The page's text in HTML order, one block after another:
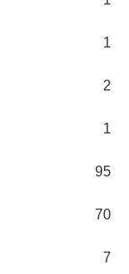
1
2
1
95
70
7